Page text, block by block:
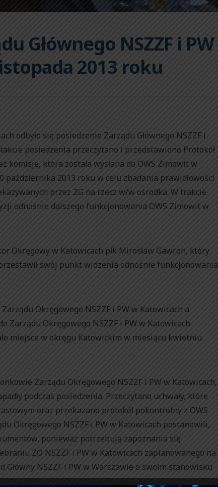
Głównego NSZZF i PW
2013 roku
odbyło się posiedzenie Zarządu Głównego NSZZF i
posiedzenia przeczytano i przedstawiono Protokół
komisję, która została wysłana do OWS Zimowit w
października 2013 roku w celu zbadania prawidłowości
przez ZG na rzecz w/w ośrodka. W trakcie
odnośnie dalszego funkcjonowania OWS Zimowit w
Okręgowy w Katowicach płk Mirosław Gawron, który
swój punkt widzenia odnośnie funkcjonowania
Okręgowego NSZZF i PW w Katowicach a
Zarządu Okręgowego NSZZF i PW w Katowicach
miejsce w okręgu Katowickim w miesiącu kwietniu
Zarządu Okręgowego NSZZF i PW w Katowicach,
podczas posiedzenia. Przeczytano uchwały, które
oraz przekazano protokół pokontrolny z OWS
Okręgowego NSZZF i PW w Katowicach postanowili,
ponieważ potrzebują zapoznania się
ZO NSZZF i PW w Katowicach zaplanowanego na
NSZZF i PW w Warszawie o swoim stanowisku